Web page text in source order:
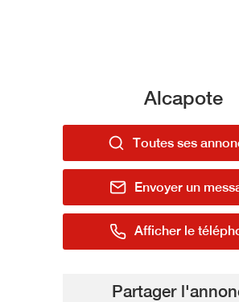
Alcapote
Toutes ses
Envoyer un
Afficher le
Partager